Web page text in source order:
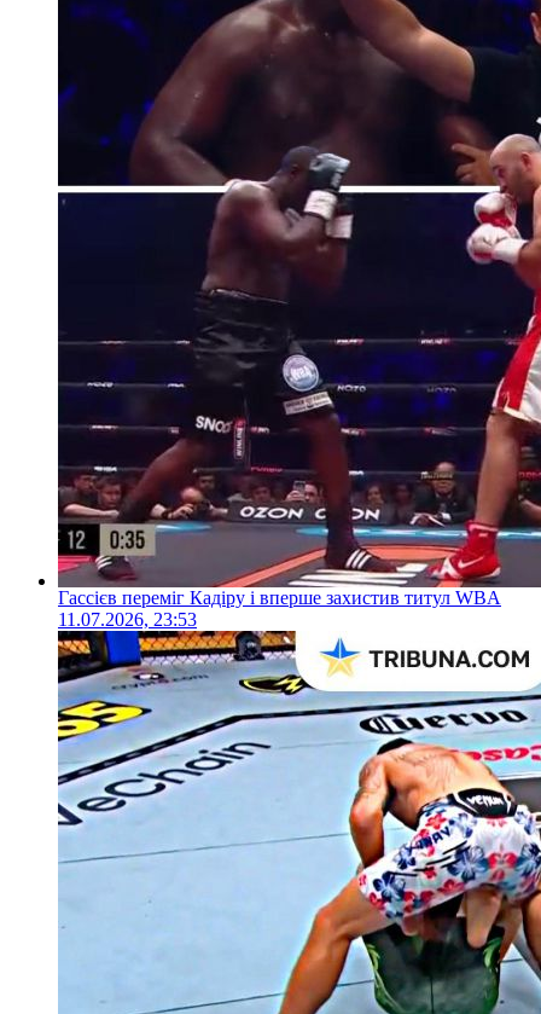
Гассієв переміг Кадіру і вперше захистив титул WBA
11.07.2026, 23:53